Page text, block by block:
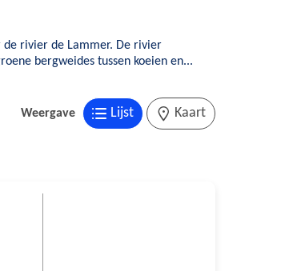
de rivier de Lammer. De rivier
bergweides tussen koeien en...
Weergave Lijst Kaart